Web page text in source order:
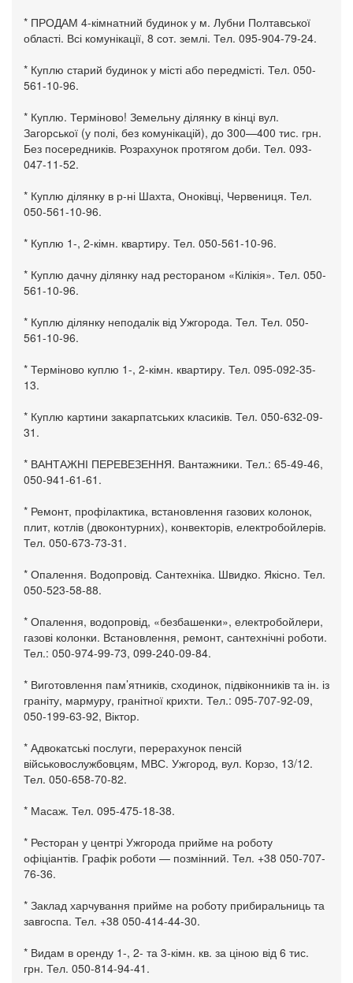
* ПРОДАМ 4-кімнатний будинок у м. Лубни Полтавської
області. Всі комунікації, 8 сот. землі. Тел. 095-904-79-24.
* Куплю старий будинок у місті або передмісті. Тел. 050-
561-10-96.
* Куплю. Терміново! Земельну ділянку в кінці вул.
Загорської (у полі, без комунікацій), до 300—400 тис. грн.
Без посередників. Розрахунок протягом доби. Тел. 093-
047-11-52.
* Куплю ділянку в р-ні Шахта, Оноківці, Червениця. Тел.
050-561-10-96.
* Куплю 1-, 2-кімн. квартиру. Тел. 050-561-10-96.
* Куплю дачну ділянку над рестораном «Кілікія». Тел. 050-
561-10-96.
* Куплю ділянку неподалік від Ужгорода. Тел. Тел. 050-
561-10-96.
* Терміново куплю 1-, 2-кімн. квартиру. Тел. 095-092-35-
13.
* Куплю картини закарпатських класиків. Тел. 050-632-09-
31.
* ВАНТАЖНІ ПЕРЕВЕЗЕННЯ. Вантажники. Тел.: 65-49-46,
050-941-61-61.
* Ремонт, профілактика, встановлення газових колонок,
плит, котлів (двоконтурних), конвекторів, електробойлерів.
Тел. 050-673-73-31.
* Опалення. Водопровід. Сантехніка. Швидко. Якісно. Тел.
050-523-58-88.
* Опалення, водопровід, «безбашенки», електробойлери,
газові колонки. Встановлення, ремонт, сантехнічні роботи.
Тел.: 050-974-99-73, 099-240-09-84.
* Виготовлення пам’ятників, сходинок, підвіконників та ін. із
граніту, мармуру, гранітної крихти. Тел.: 095-707-92-09,
050-199-63-92, Віктор.
* Адвокатські послуги, перерахунок пенсій
військовослужбовцям, МВС. Ужгород, вул. Корзо, 13/12.
Тел. 050-658-70-82.
* Масаж. Тел. 095-475-18-38.
* Ресторан у центрі Ужгорода прийме на роботу
офіціантів. Графік роботи — позмінний. Тел. +38 050-707-
76-36.
* Заклад харчування прийме на роботу прибиральниць та
завгоспа. Тел. +38 050-414-44-30.
* Видам в оренду 1-, 2- та 3-кімн. кв. за ціною від 6 тис.
грн. Тел. 050-814-94-41.